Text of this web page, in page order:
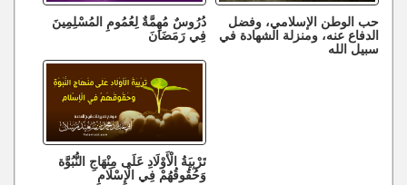
حب الوطن الإسلامي، وفضل
الدفاع عنه، ومنزلة الشهادة في
سبيل الله
دُرُوسٌ مُهِمَّةٌ لِعُمُومِ المُسْلِمِينَ
فِي رَمَضَانَ
تَرْبِيَةُ الْأَوْلَادِ عَلَى مِنْهَاجِ النُّبُوَّة
وَحُقُوقُهُمْ فِي الْإِسْلَامِ